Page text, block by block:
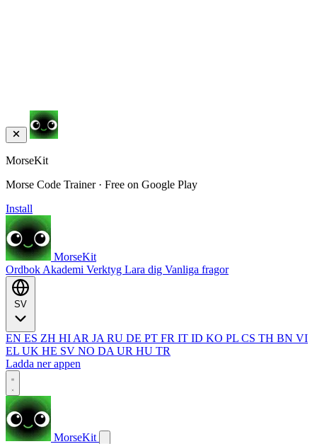
MorseKit
Morse Code Trainer · Free on Google Play
Install
MorseKit
Ordbok Akademi Verktyg Lara dig Vanliga fragor
EN ES ZH HI AR JA RU DE PT FR IT ID KO PL CS TH BN VI
EL UK HE SV NO DA UR HU TR
Ladda ner appen
MorseKit